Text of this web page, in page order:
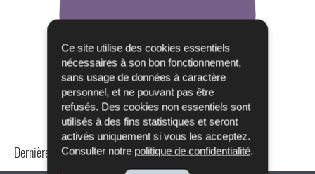
Ce site utilise des cookies essentiels
nécessaires à son bon fonctionnement,
sans usage de données à caractère
personnel, et ne pouvant pas être
refusés. Des cookies non essentiels sont
utilisés à des fins statistiques et seront
activés uniquement si vous les acceptez.
Consulter notre politique de confidentialité.
Dernière mise à jour10/04/2025